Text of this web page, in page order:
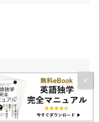
ます。 よろし
who can do